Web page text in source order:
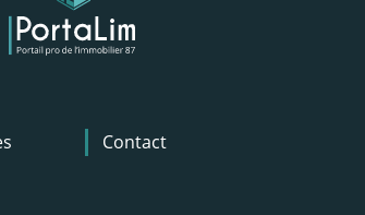
Contact